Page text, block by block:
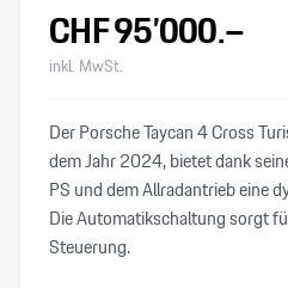
CHF95’000.–
inkl. MwSt.
Der Porsche Taycan 4 Cross
dem Jahr 2024, bietet dank
PS und dem Allradantrieb eine
Die Automatikschaltung sorgt
Steuerung.